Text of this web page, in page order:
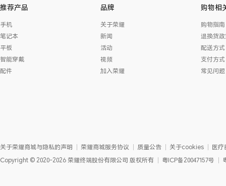
推荐产品
手机
笔记本
平板
智能穿戴
配件
品牌
关于荣耀
新闻
活动
视频
加入荣耀
购物相
购物指南
退换货
配送方式
支付方式
常见问题
关于荣耀商城与隐私的声明 荣耀商城服务协议 质量公告 关于cookies
医疗
Copyright © 2020-2026 荣耀终端股份有限公司 版权所有 粤ICP备20047157号